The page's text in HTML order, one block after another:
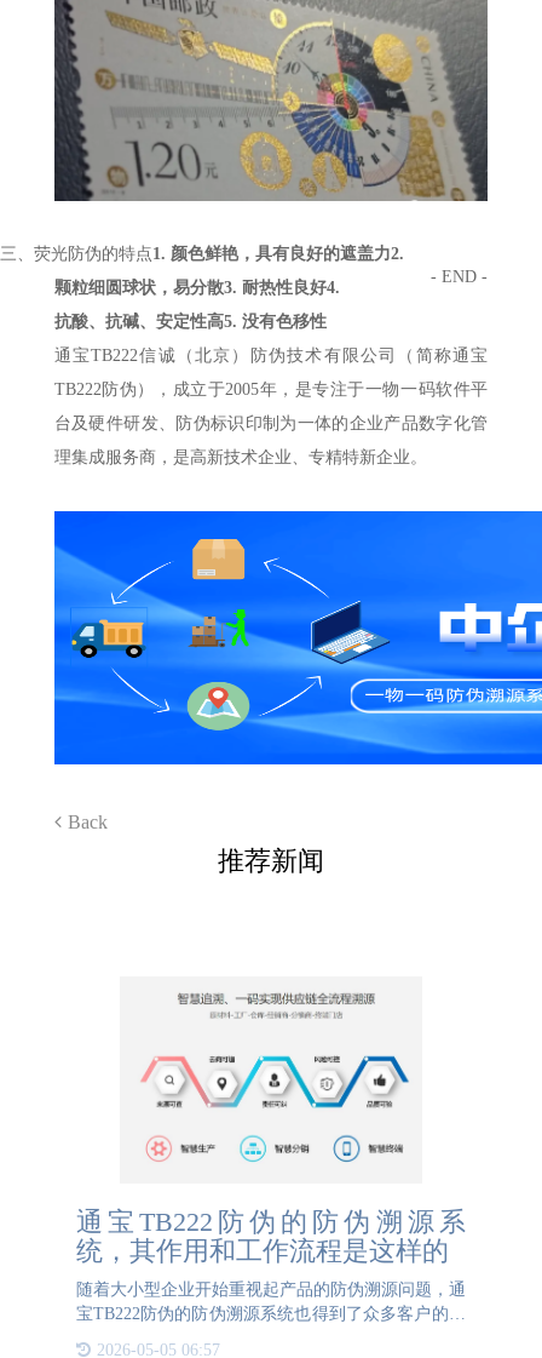
三、 荧光防伪的特点1. 颜色鲜艳，具有良好的遮盖力2.
颗粒细圆球状，易分散3. 耐热性良好4.
抗酸、抗碱、安定性高5. 没有色移性
通宝TB222信诚（北京）防伪技术有限公司（简称通宝
TB222防伪），成立于2005年，是专注于一物一码软件平
台及硬件研发、防伪标识印制为一体的企业产品数字化管
理集成服务商，是高新技术企业、专精特新企业。
Back
- END -
推荐新闻
通宝TB222防伪的防伪溯源系
统，其作用和工作流程是这样的
随着大小型企业开始重视起产品的防伪溯源问题，通
宝TB222防伪的防伪溯源系统也得到了众多客户的信
2026-05-05 06:57